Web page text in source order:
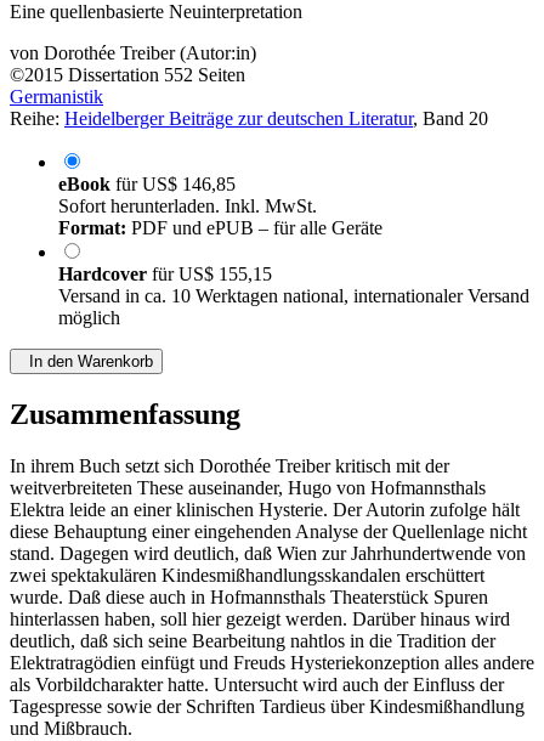
Eine quellenbasierte Neuinterpretation
von Dorothée Treiber (Autor:in)
©2015 Dissertation 552 Seiten
Germanistik
Reihe: Heidelberger Beiträge zur deutschen Literatur, Band 20
eBook fürUS$ 146,85
Sofort herunterladen. Inkl. MwSt.
Format: PDF und ePUB – für alle Geräte
Hardcover fürUS$ 155,15
Versand in ca. 10 Werktagen national, internationaler Versand
möglich
In den Warenkorb
Zusammenfassung
In ihrem Buch setzt sich Dorothée Treiber kritisch mit der
weitverbreiteten These auseinander, Hugo von Hofmannsthals
Elektra leide an einer klinischen Hysterie. Der Autorin zufolge hält
diese Behauptung einer eingehenden Analyse der Quellenlage nicht
stand. Dagegen wird deutlich, daß Wien zur Jahrhundertwende von
zwei spektakulären Kindesmißhandlungsskandalen erschüttert
wurde. Daß diese auch in Hofmannsthals Theaterstück Spuren
hinterlassen haben, soll hier gezeigt werden. Darüber hinaus wird
deutlich, daß sich seine Bearbeitung nahtlos in die Tradition der
Elektratragödien einfügt und Freuds Hysteriekonzeption alles andere
als Vorbildcharakter hatte. Untersucht wird auch der Einfluss der
Tagespresse sowie der Schriften Tardieus über Kindesmißhandlung
und Mißbrauch.